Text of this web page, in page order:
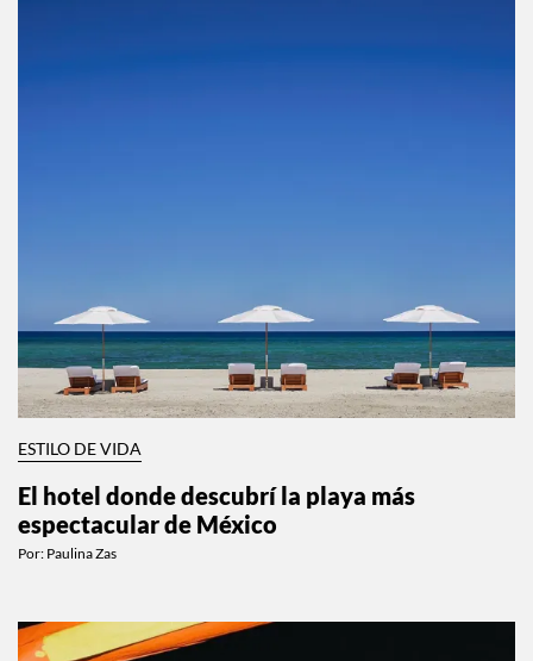
ESTILO DE VIDA
El hotel donde descubrí la playa más
espectacular de México
Por: Paulina Zas